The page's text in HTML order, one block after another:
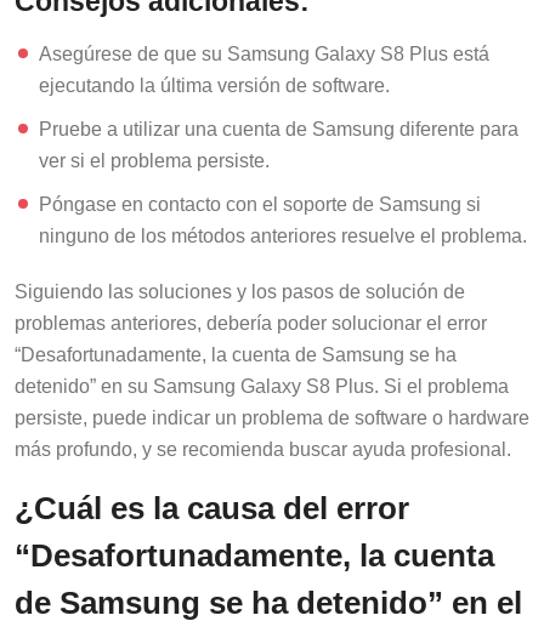
Asegúrese de que su Samsung Galaxy S8 Plus está
ejecutando la última versión de software.
Pruebe a utilizar una cuenta de Samsung diferente para
ver si el problema persiste.
Póngase en contacto con el soporte de Samsung si
ninguno de los métodos anteriores resuelve el problema.
Siguiendo las soluciones y los pasos de solución de
problemas anteriores, debería poder solucionar el error
“Desafortunadamente, la cuenta de Samsung se ha
detenido” en su Samsung Galaxy S8 Plus. Si el problema
persiste, puede indicar un problema de software o hardware
más profundo, y se recomienda buscar ayuda profesional.
¿Cuál es la causa del error
“Desafortunadamente, la cuenta
de Samsung se ha detenido” en el